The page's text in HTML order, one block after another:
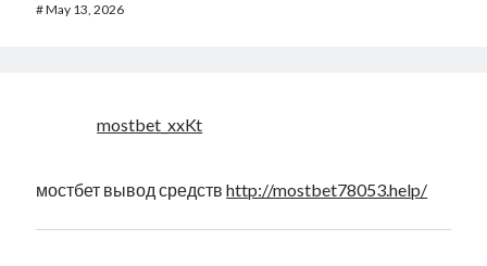
#May 13, 2026
mostbet_xxKt
мостбет вывод средствhttp://mostbet78053.help/